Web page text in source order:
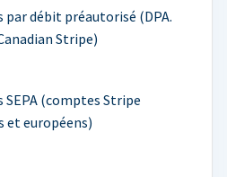
par débit préautorisé (DPA.
Stripe)
SEPA (comptes Stripe
et européens)